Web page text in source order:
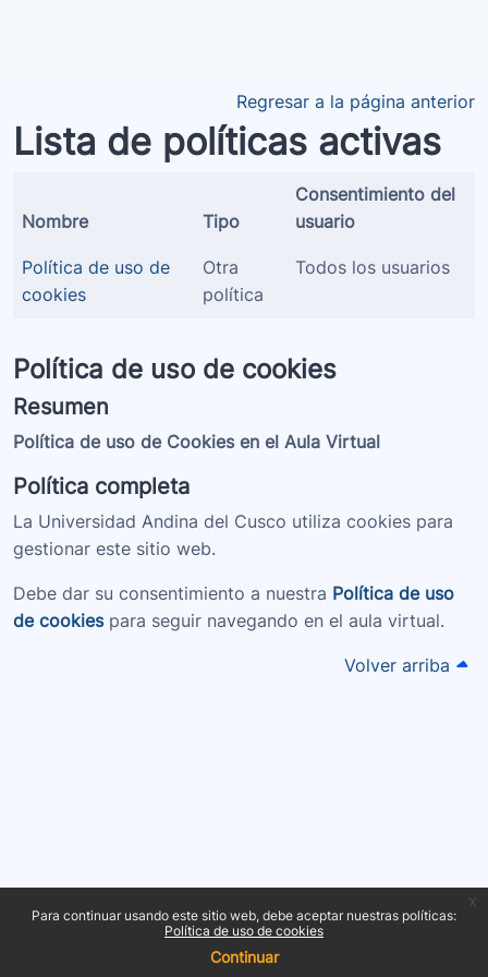
Para continuar usando este sitio web, debe aceptar nuestras políticas:
Política de uso de cookies
Continuar
Regresar a la página anterior
Lista de políticas activas
Nombre Tipo
Consentimiento del
usuario
Política de uso de
cookies
Otra
política
Todos los usuarios
Política de uso de cookies
Resumen
Política de uso de Cookies en el Aula Virtual
Política completa
La Universidad Andina del Cusco utiliza cookies para
gestionar este sitio web.
Debe dar su consentimiento a nuestra Política de uso
de cookiespara seguir navegando en el aula virtual.
Volver arriba